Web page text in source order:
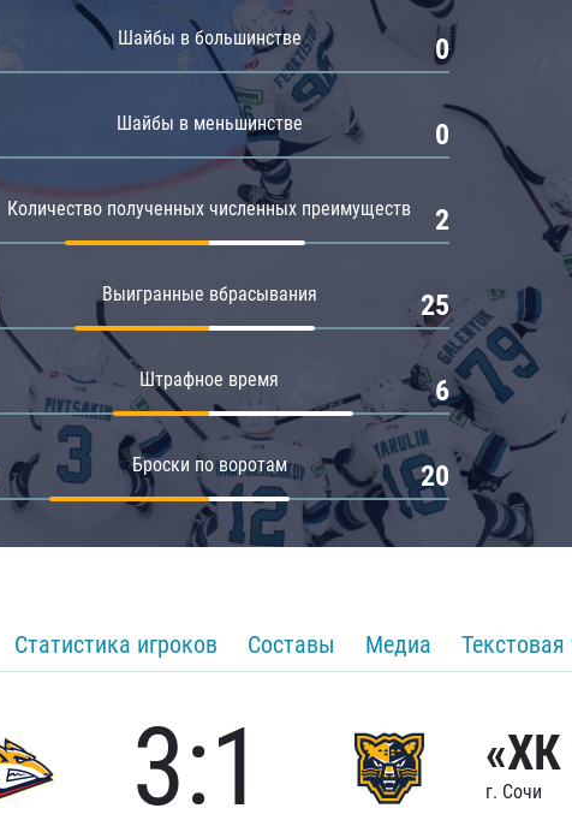
Шайбы в большинстве 0
Шайбы в меньшинстве 0
Количество полученных численных преимуществ 2
Выигранные вбрасывания 25
Штрафное время 6
Броски по воротам 20
Статистика игроков Составы Медиа
3:1 «ХК
г. Сочи